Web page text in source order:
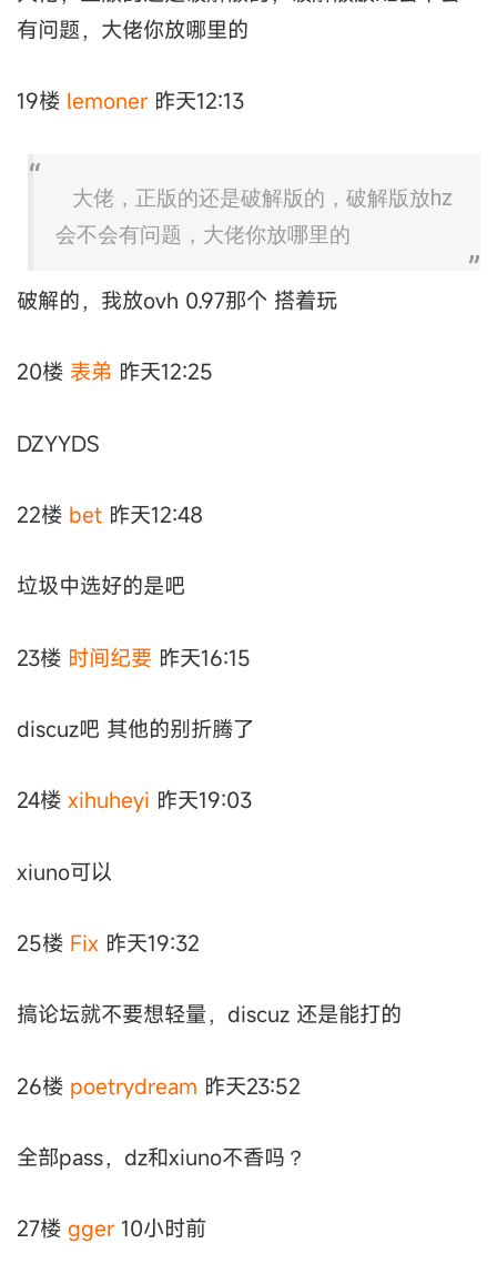
有问题，大佬你放哪里的
19楼 lemoner 昨天12:13
大佬，正版的还是破解版的，破解版放hz
会不会有问题，大佬你放哪里的
破解的，我放ovh 0.97那个 搭着玩
20楼 表弟 昨天12:25
DZYYDS
22楼 bet 昨天12:48
垃圾中选好的是吧
23楼 时间纪要 昨天16:15
discuz吧 其他的别折腾了
24楼 xihuheyi 昨天19:03
xiuno可以
25楼 Fix 昨天19:32
搞论坛就不要想轻量，discuz 还是能打的
26楼 poetrydream 昨天23:52
全部pass，dz和xiuno不香吗？
27楼 gger 10小时前